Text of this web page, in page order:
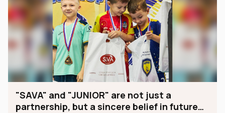
"SAVA" and "JUNIOR" are not just a
partnership, but a sincere belief in future